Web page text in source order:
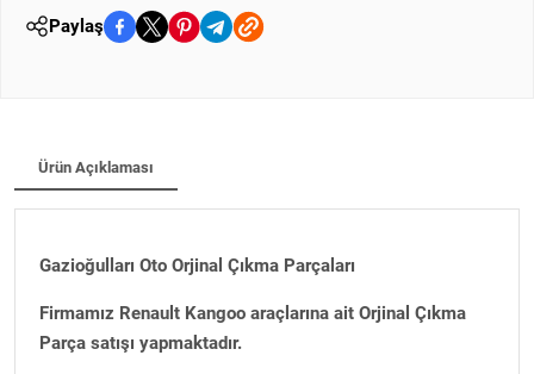
Paylaş
Ürün Açıklaması
Gazioğulları Oto Orjinal Çıkma Parçaları
Firmamız Renault Kangoo araçlarına ait Orjinal Çıkma
Parça satışı yapmaktadır.